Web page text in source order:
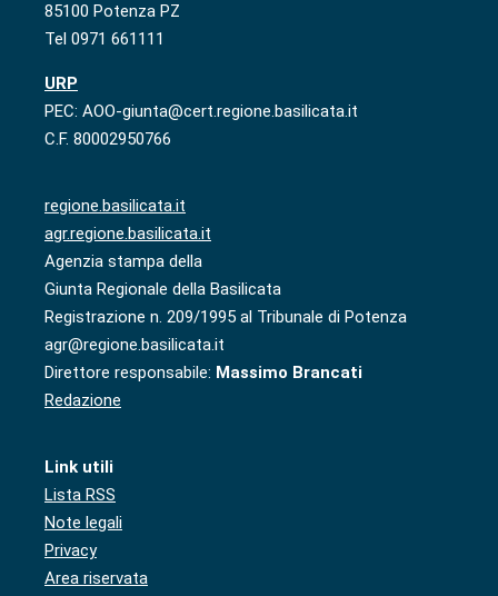
85100 Potenza PZ
Tel 0971 661111
URP
PEC: AOO-giunta@cert.regione.basilicata.it
C.F. 80002950766
regione.basilicata.it
agr.regione.basilicata.it
Agenzia stampa della
Giunta Regionale della Basilicata
Registrazione n. 209/1995 al Tribunale di Potenza
agr@regione.basilicata.it
Direttore responsabile: Massimo Brancati
Redazione
Link utili
Lista RSS
Note legali
Privacy
Area riservata